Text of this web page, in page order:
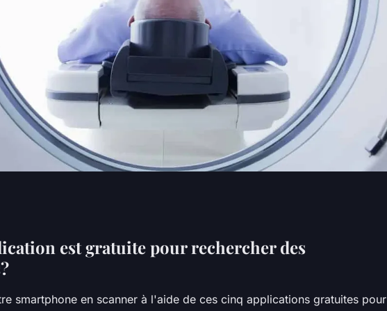
application
est gratuite pour rechercher des
smartphone en scanner à l'aide de ces cinq applications gratuites pour